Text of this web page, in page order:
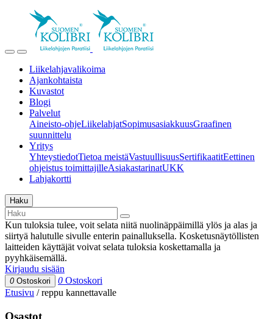
Liikelahjavalikoima
Ajankohtaista
Kuvastot
Blogi
Palvelut
Aineisto-ohjeLiikelahjatSopimusasiakkuusGraafinen
suunnittelu
Yritys
YhteystiedotTietoa meistäVastuullisuusSertifikaatitEettinen
ohjeistus toimittajilleAsiakastarinatUKK
Lahjakortti
Haku
Kun tuloksia tulee, voit selata niitä nuolinäppäimillä ylös ja alas ja
siirtyä halutulle sivulle enterin painalluksella. Kosketusnäytöllisten
laitteiden käyttäjät voivat selata tuloksia koskettamalla ja
pyyhkäisemällä.
Kirjaudu sisään
0 Ostoskori 0 Ostoskori
Etusivu /reppu kannettavalle
Osastot